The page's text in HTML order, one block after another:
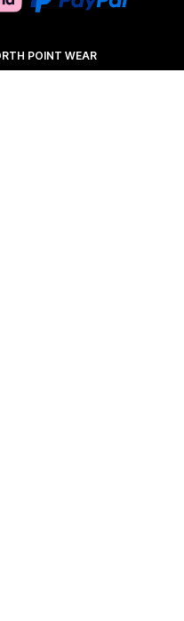
POINT WEAR